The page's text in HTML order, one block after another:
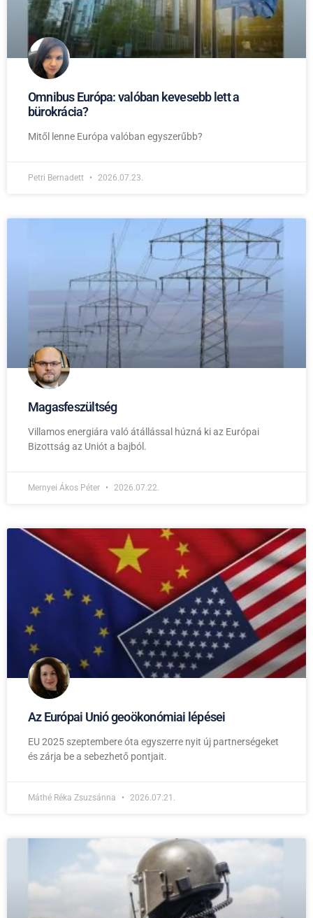
Omnibus Európa: valóban kevesebb lett a
bürokrácia?
Mitől lenne Európa valóban egyszerűbb?
Petri Bernadett 2026.07.23.
Magasfeszültség
Villamos energiára való átállással húzná ki az Európai
Bizottság az Uniót a bajból.
Mernyei Ákos Péter 2026.07.22.
Az Európai Unió geoökonómiai lépései
EU 2025 szeptembere óta egyszerre nyit új partnerségeket
és zárja be a sebezhető pontjait.
Máthé Réka Zsuzsánna 2026.07.21.